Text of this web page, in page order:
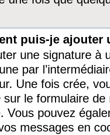
puis-je ajouter
une signature à
par
Une fois crée,
sur le formulaire de
Vous pouvez
messages en